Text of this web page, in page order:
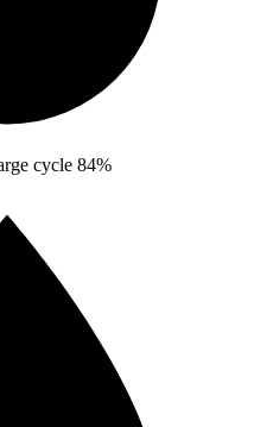
cycle 84%